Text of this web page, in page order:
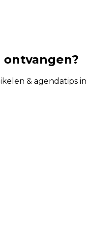
ontvangen?
& agendatips in